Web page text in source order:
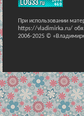
При использовании
https://vladimirka.ru/
2006-2025 ©